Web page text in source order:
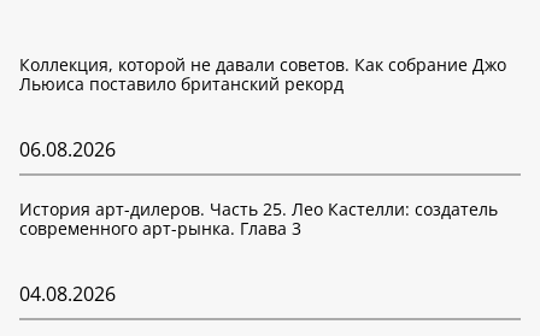
Коллекция, которой не давали советов. Как собрание Джо
Льюиса поставило британский рекорд
06.08.2026
История арт-дилеров. Часть 25. Лео Кастелли: создатель
современного арт-рынка. Глава 3
04.08.2026